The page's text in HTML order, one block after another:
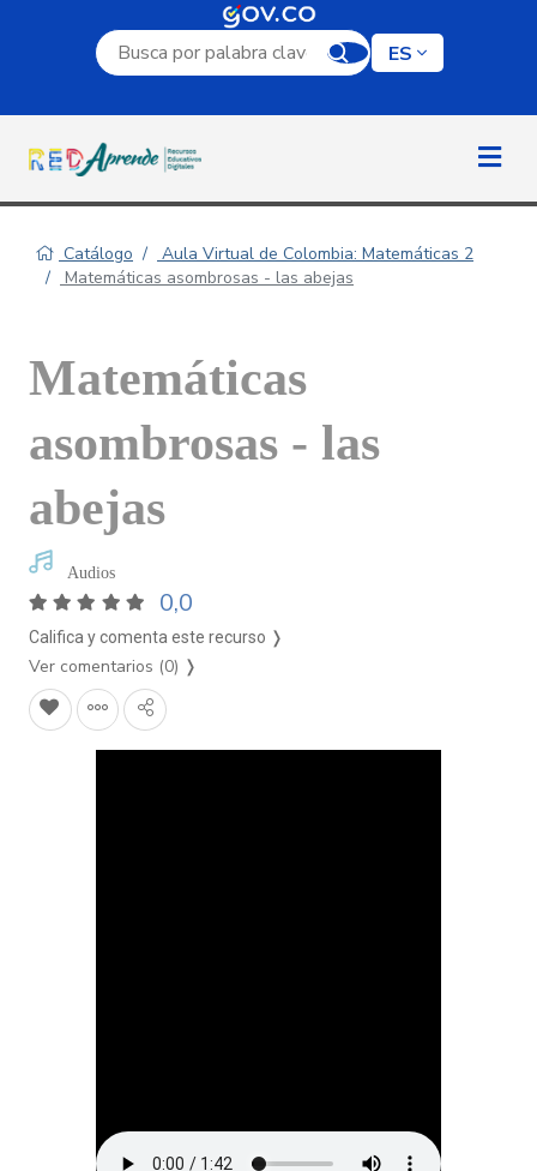
Campo de búsqueda por palabra clave
ES
Catálogo
Aula Virtual de Colombia: Matemáticas 2
Matemáticas asombrosas - las abejas
Matemáticas
asombrosas - las
abejas
Audios
0,0
Califica y comenta este recurso ❭
Ver comentarios (0) ❭